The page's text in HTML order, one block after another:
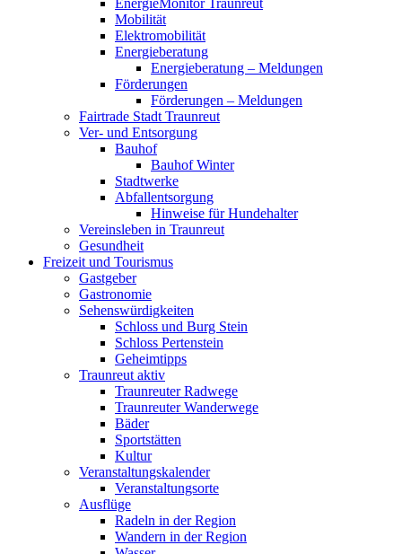
EnergieMonitor Traunreut
Mobilität
Elektromobilität
Energieberatung
Energieberatung – Meldungen
Förderungen
Förderungen – Meldungen
Fairtrade Stadt Traunreut
Ver- und Entsorgung
Bauhof
Bauhof Winter
Stadtwerke
Abfallentsorgung
Hinweise für Hundehalter
Vereinsleben in Traunreut
Gesundheit
Freizeit und Tourismus
Gastgeber
Gastronomie
Sehenswürdigkeiten
Schloss und Burg Stein
Schloss Pertenstein
Geheimtipps
Traunreut aktiv
Traunreuter Radwege
Traunreuter Wanderwege
Bäder
Sportstätten
Kultur
Veranstaltungskalender
Veranstaltungsorte
Ausflüge
Radeln in der Region
Wandern in der Region